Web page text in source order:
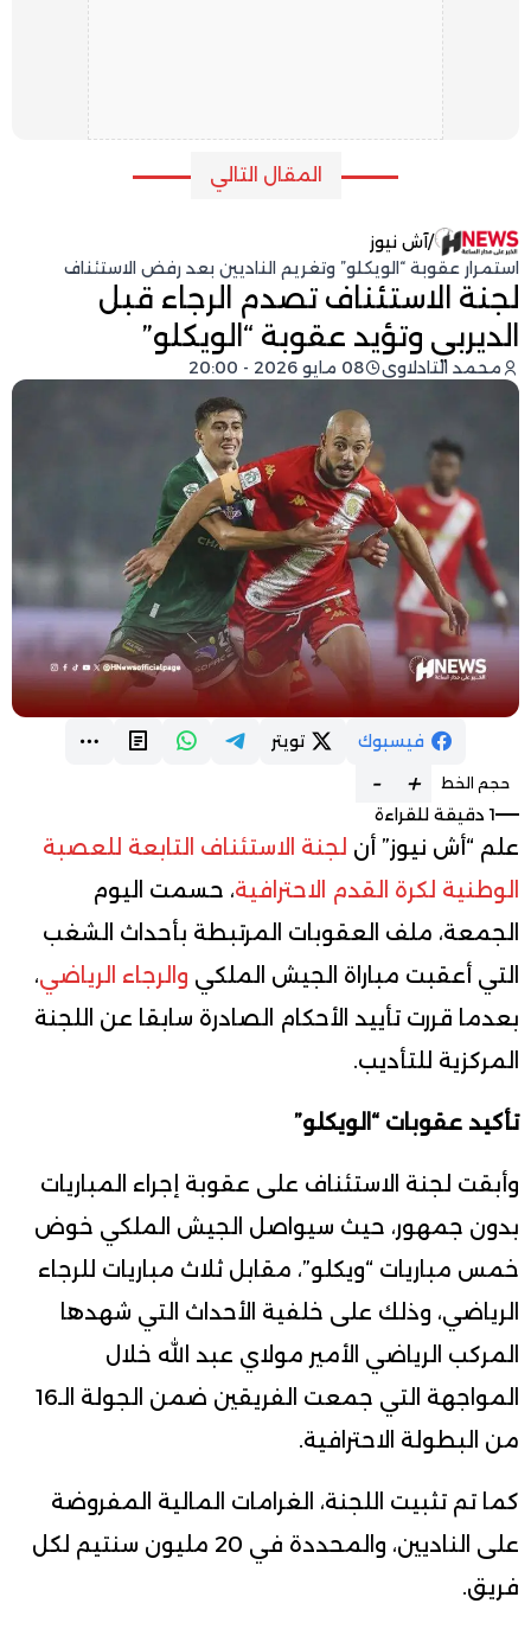
المقال التالي
/آش نيوز
استمرار عقوبة “الويكلو” وتغريم الناديين بعد رفض الاستئناف
لجنة الاستئناف تصدم الرجاء قبل
الديربي وتؤيد عقوبة “الويكلو”
محمد التادلاوي 08 مايو 2026 - 20:00
فيسبوك تويتر
حجم الخط +
-
1 دقيقة للقراءة
علم “أش نيوز” أن لجنة الاستئناف التابعة للعصبة
الوطنية لكرة القدم الاحترافية، حسمت اليوم
الجمعة، ملف العقوبات المرتبطة بأحداث الشغب
التي أعقبت مباراة الجيش الملكي والرجاء الرياضي،
بعدما قررت تأييد الأحكام الصادرة سابقا عن اللجنة
المركزية للتأديب.
تأكيد عقوبات “الويكلو”
وأبقت لجنة الاستئناف على عقوبة إجراء المباريات
بدون جمهور، حيث سيواصل الجيش الملكي خوض
خمس مباريات “ويكلو”، مقابل ثلاث مباريات للرجاء
الرياضي، وذلك على خلفية الأحداث التي شهدها
المركب الرياضي الأمير مولاي عبد الله خلال
المواجهة التي جمعت الفريقين ضمن الجولة الـ16
من البطولة الاحترافية.
كما تم تثبيت اللجنة، الغرامات المالية المفروضة
على الناديين، والمحددة في 20 مليون سنتيم لكل
فريق.